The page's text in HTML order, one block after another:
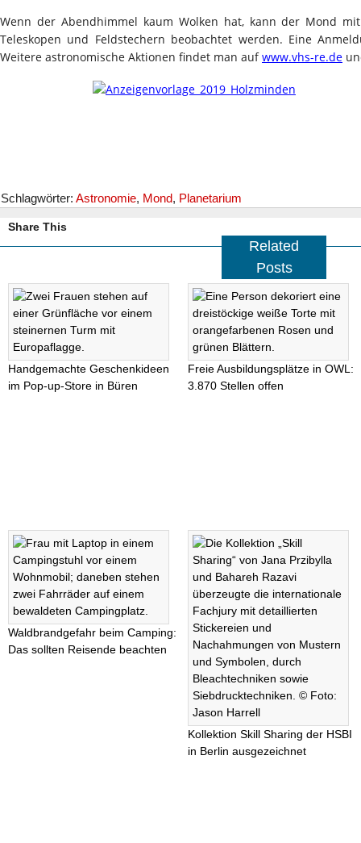
Wenn der Abendhimmel kaum Wolken hat, kann der Mond
Teleskopen und Feldstechern beobachtet werden. Eine
Weitere astronomische Aktionen findet man aufwww.vhs-re.de
Schlagwörter: Astronomie, Mond, Planetarium
Share This
Related
Posts
Handgemachte Geschenkideen
im Pop-up-Store in Büren
Freie Ausbildungsplätze in OWL:
3.870 Stellen offen
Waldbrandgefahr beim Camping:
Das sollten Reisende beachten
Kollektion Skill Sharing der HSBI
in Berlin ausgezeichnet